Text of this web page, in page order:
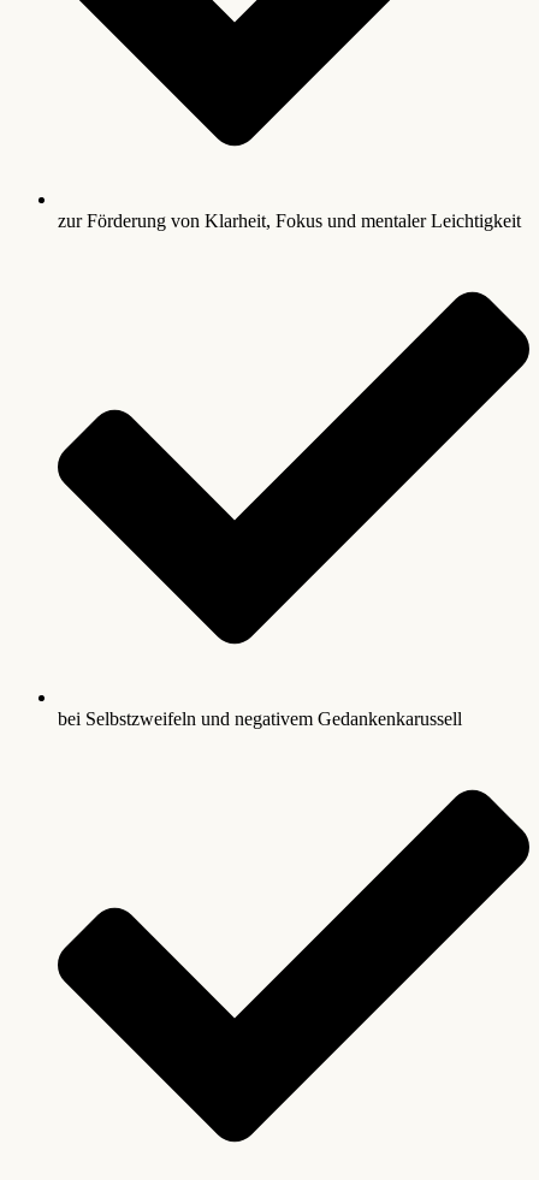
zur Förderung von Klarheit, Fokus und mentaler Leichtigkeit
bei Selbstzweifeln und negativem Gedankenkarussell